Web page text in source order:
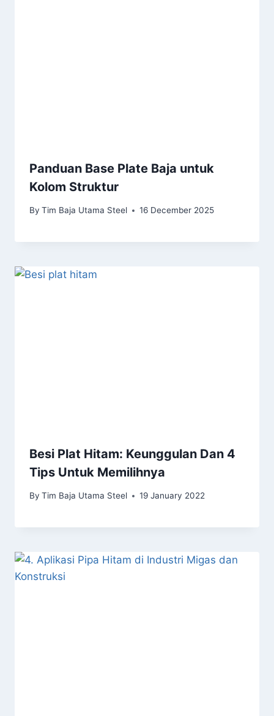
Panduan Base Plate Baja untuk
Kolom Struktur
By Tim Baja Utama Steel 16 December 2025
Besi Plat Hitam: Keunggulan Dan 4
Tips Untuk Memilihnya
By Tim Baja Utama Steel 19 January 2022